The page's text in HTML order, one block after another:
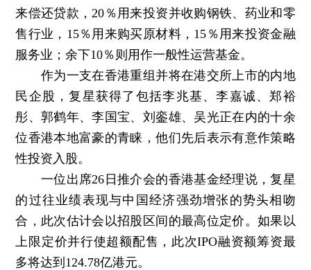
来偿还贷款，20％用来投资并收购钢铁、药业和零
售行业，15％用来购买原材料，15％用来投资金融
服务业；余下10％则用作一般性运营基金。
作为一支在香港重组并将在港交所上市的内地
民企股，复星获得了包括李兆基、李嘉诚、郑裕
彤、郭鹤年、李国宝、刘銮雄、吴光正在内的十余
位香港本地富豪的青睐，他们先后表示有意作策略
性投资入股。
一位出席26日推介会的香港基金经理说，复星
的过往业绩表现与中国经济强劲增张的势头相吻
合，此次估计会以招股区间的最高位定价。如果以
上限定价并行使超额配售，此次IPO融资额筹资最
多将达到124.78亿港元。